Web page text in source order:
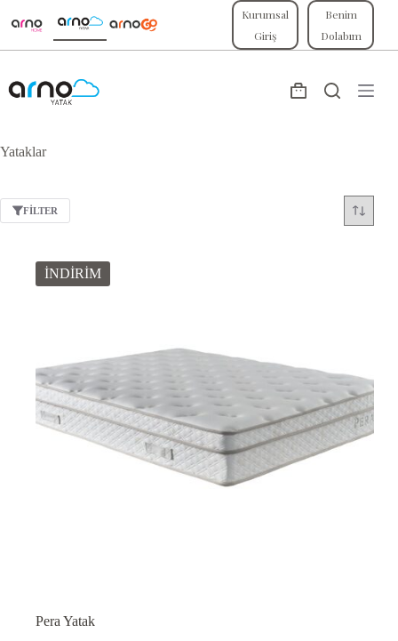
Kurumsal
Giriş
Benim
Dolabım
Shopping
Yataklar
FILTER
İNDİRİM
Pera Yatak